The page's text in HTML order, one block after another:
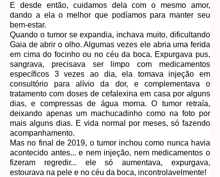
E desde então, cuidamos dela com o mesmo amor,
dando a ela o melhor que podíamos para manter seu
bem-estar.
Quando o tumor se expandia, inchava muito, dificultando
Gaia de abrir o olho. Algumas vezes ele abria uma ferida
em cima do focinho ou no céu da boca. Expurgava pus,
sangrava, precisava ser limpo com medicamentos
específicos 3 vezes ao dia, ela tomava injeção em
consultório para alívio da dor, e complementava o
tratamento com doses de cefalexina em casa por alguns
dias, e compressas de água morna. O tumor retraía,
deixando apenas um machucadinho como na foto por
mais alguns dias. E vida normal por meses, só fazendo
acompanhamento.
Mas no final de 2019, o tumor inchou como nunca havia
acontecido antes... e nem injeção, nem medicamentos o
fizeram regredir... ele só aumentava, expurgava,
estourava na pele e no céu da boca, incontrolavelmente!